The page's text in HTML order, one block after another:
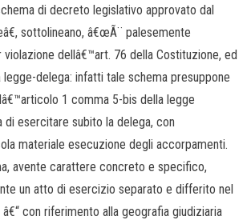
di decreto legislativo approvato dal
sottolineano, â€œÃ¨ palesemente
dellâ€™art. 76 della Costituzione, ed
delega: infatti tale schema presuppone
1 comma 5-bis della legge
esercitare subito la delega, con
materiale esecuzione degli accorpamenti.
avente carattere concreto e specifico,
un atto di esercizio separato e differito nel
con riferimento alla geografia giudiziaria